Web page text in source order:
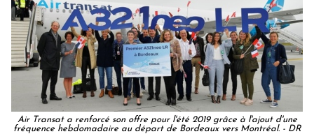
Air Transat a renforcé son offre pour l'été 2019 grâce à l'ajout d'une
fréquence hebdomadaire au départ de Bordeaux vers Montréal. - DR